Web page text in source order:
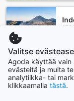
Valitse
Agoda käyttää vain
evästeitä ja muita
analytiikka- tai
klikkaamalla tästä.